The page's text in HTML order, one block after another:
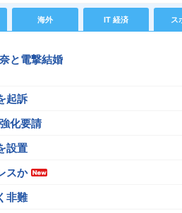
#インサイト
#ガソリン
海外 IT 経済 ス
と電撃結婚
起訴
化要請
設置
スか
非難